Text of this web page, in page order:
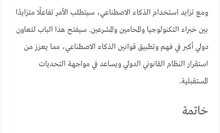
ومع تزايد استخدام الذكاء الاصطناعي، سيتطلب الأمر تفاعلًا متزايدًا
بين خبراء التكنولوجيا والمحامين والمشرعين. سيفتح هذا الباب لتعاون
دولي أكبر في فهم وتطبيق قوانين الذكاء الاصطناعي، مما يعزز من
استقرار النظام القانوني الدولي ويساعد في مواجهة التحديات
المستقبلية.
خاتمة